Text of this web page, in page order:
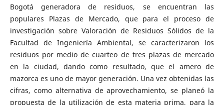
Bogotá generadora de residuos, se encuentran las
populares Plazas de Mercado, que para el proceso de
investigación sobre Valoración de Residuos Sólidos de la
Facultad de Ingeniería Ambiental, se caracterizaron los
residuos por medio de cuarteo de tres plazas de mercado
en la ciudad, dando como resultado, que el amero de
mazorca es uno de mayor generación. Una vez obtenidas las
cifras, como alternativa de aprovechamiento, se planeó la
propuesta de la utilización de esta materia prima, para la